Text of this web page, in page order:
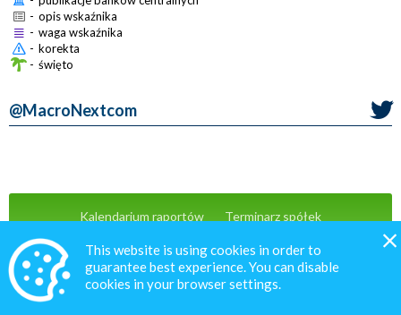
- opis wskaźnika
- waga wskaźnika
- korekta
- święto
@MacroNextcom
Kalendarium raportów
Terminarz spółek
© 2020 MacroNext.pl
This website is using cookies in order to
guarantee best experience. You can disable
cookies in your browser settings.